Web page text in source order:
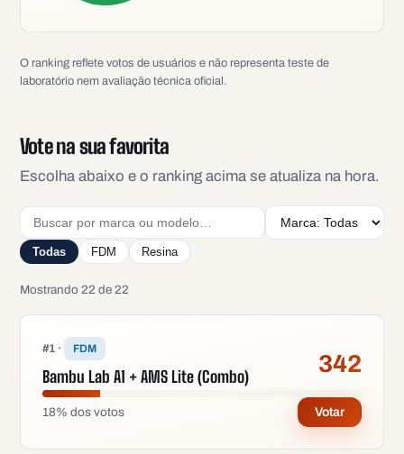
O ranking reflete votos de usuários e não representa teste de
laboratório nem avaliação técnica oficial.
Vote na sua favorita
Escolha abaixo e o ranking acima se atualiza na hora.
Todas FDM Resina
Mostrando 22 de 22
#1 · FDM
Bambu Lab A1 + AMS Lite (Combo) 342
18% dos votos Votar